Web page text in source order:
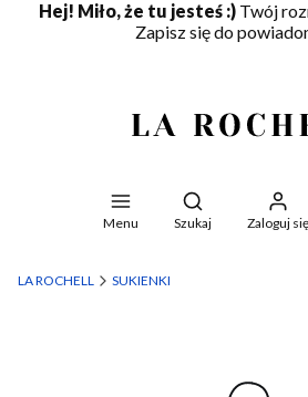
Hej! Miło, że tu jesteś :) Twój
Zapisz się do
Menu
Otwórz
Szukaj Zaloguj się
LA ROCHELL SUKIENKI